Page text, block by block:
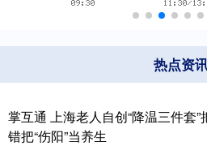
热点资
掌互通 上海老人自创“降温三件套”
错把“伤阳”当养生